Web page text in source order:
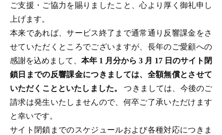
ご支援・ご協力を賜りましたこと、心より厚く御礼申し
上げます。
本来であれば、サービス終了まで通常通り反響課金をさ
せていただくところでございますが、長年のご愛顧への
感謝を込めまして、 本年 1 月分から 3 月 17 日のサイト閉
鎖日までの反響課金につきましては、全額無償とさせて
いただくことといたしました。つきましては、今後のご
請求は発生いたしませんので、何卒ご了承いただけます
と幸いです。
サイト閉鎖までのスケジュールおよび各種対応につきま